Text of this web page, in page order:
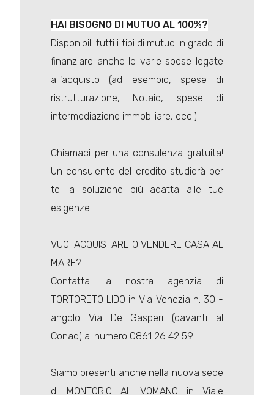
HAI BISOGNO DI MUTUO AL 100%?
Disponibili tutti i tipi di mutuo in grado di
finanziare anche le varie spese legate
all'acquisto (ad esempio, spese di
ristrutturazione, Notaio, spese di
intermediazione immobiliare, ecc.).
Chiamaci per una consulenza gratuita!
Un consulente del credito studierà per
te la soluzione più adatta alle tue
esigenze.
VUOI ACQUISTARE O VENDERE CASA AL
MARE?
Contatta la nostra agenzia di
TORTORETO LIDO in Via Venezia n. 30 -
angolo Via De Gasperi (davanti al
Conad) al numero 0861 26 42 59.
Siamo presenti anche nella nuova sede
di MONTORIO AL VOMANO in Viale